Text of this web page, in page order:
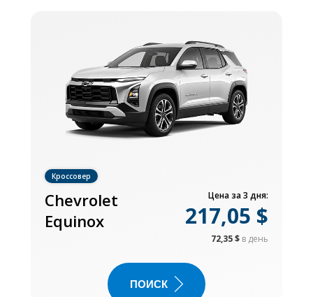
Кроссовер
Chevrolet
Equinox
Цена за 3 дня:
217,05 $
72,35 $ в день
ПОИСК